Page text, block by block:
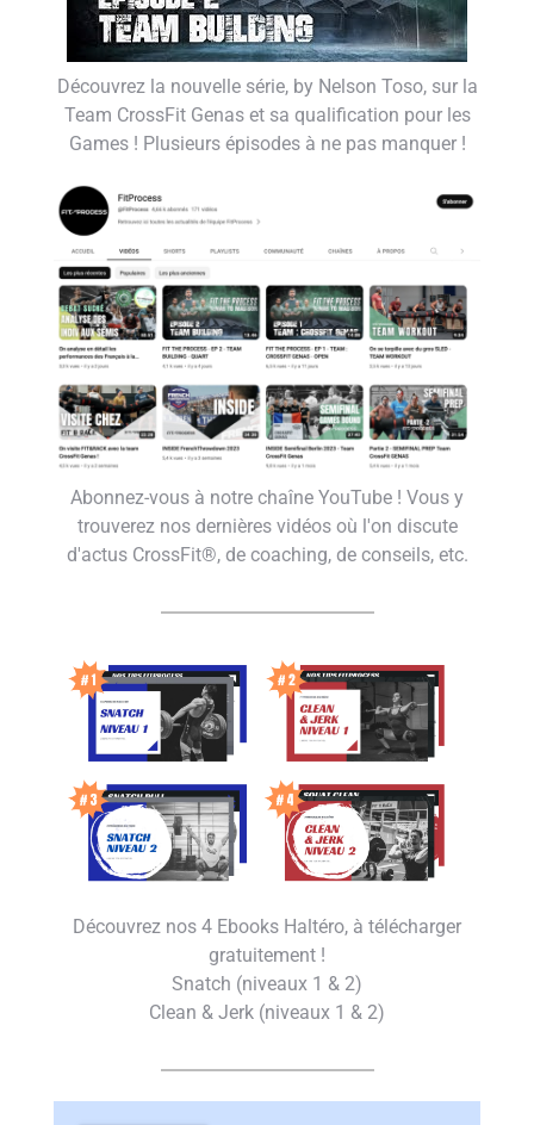
Découvrez la nouvelle série, by Nelson Toso, sur la
Team CrossFit Genas et sa qualification pour les
Games ! Plusieurs épisodes à ne pas manquer !
Abonnez-vous à notre chaîne YouTube ! Vous y
trouverez nos dernières vidéos où l'on discute
d'actus CrossFit®, de coaching, de conseils, etc.
Découvrez nos 4 Ebooks Haltéro, à télécharger
gratuitement !
Snatch (niveaux 1 & 2)
Clean & Jerk (niveaux 1 & 2)